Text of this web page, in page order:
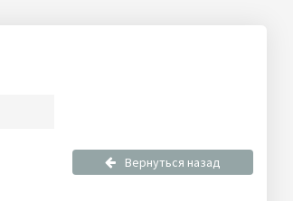
Вернуться назад